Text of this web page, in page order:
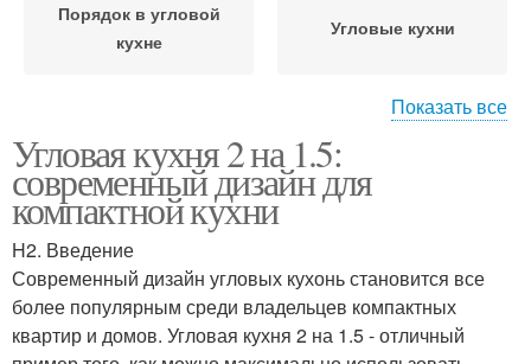
Порядок в угловой
кухне
Угловые кухни
Угловые шкафы
Колонки на угловой
Информация про
угловые кухни
Линейная планировка
Показать все
Угловая кухня 2 на 1.5:
современный дизайн для
компактной кухни
H2. Введение
Современный дизайн угловых кухонь становится все
более популярным среди владельцев компактных
квартир и домов. Угловая кухня 2 на 1.5 - отличный